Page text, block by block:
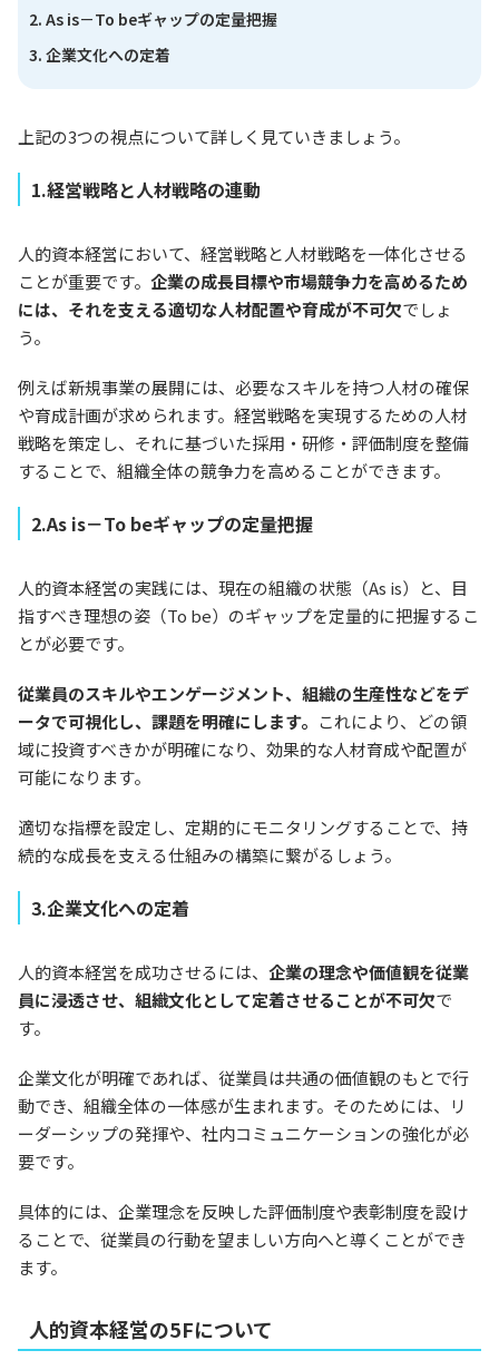
As is－To beギャップの定量把握
企業文化への定着
上記の3つの視点について詳しく見ていきましょう。
1.経営戦略と人材戦略の連動
人的資本経営において、経営戦略と人材戦略を一体化させる
ことが重要です。 企業の成長目標や市場競争力を高めるため
には、それを支える適切な人材配置や育成が不可欠でしょ
う。
例えば新規事業の展開には、必要なスキルを持つ人材の確保
や育成計画が求められます。経営戦略を実現するための人材
戦略を策定し、それに基づいた採用・研修・評価制度を整備
することで、組織全体の競争力を高めることができます。
2.As is－To beギャップの定量把握
人的資本経営の実践には、現在の組織の状態（As is）と、目
指すべき理想の姿（To be）のギャップを定量的に把握するこ
とが必要です。
従業員のスキルやエンゲージメント、組織の生産性などをデ
ータで可視化し、課題を明確にします。 これにより、どの領
域に投資すべきかが明確になり、効果的な人材育成や配置が
可能になります。
適切な指標を設定し、定期的にモニタリングすることで、持
続的な成長を支える仕組みの構築に繋がるしょう。
3.企業文化への定着
人的資本経営を成功させるには、 企業の理念や価値観を従業
員に浸透させ、組織文化として定着させることが不可欠で
す。
企業文化が明確であれば、従業員は共通の価値観のもとで行
動でき、組織全体の一体感が生まれます。そのためには、リ
ーダーシップの発揮や、社内コミュニケーションの強化が必
要です。
具体的には、企業理念を反映した評価制度や表彰制度を設け
ることで、従業員の行動を望ましい方向へと導くことができ
ます。
人的資本経営の5Fについて